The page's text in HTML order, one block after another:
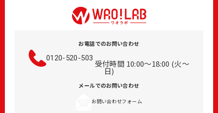
お電話でのお問い合わせ
0120-520-503
受付時間 10:00～18:00 (火～
日)
メールでのお問い合わせ
お問い合わせフォーム